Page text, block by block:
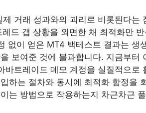
거래 성과와의 괴리로 비롯된다는
드 갭 상황을 외면한 채 최적화만
없이 얻은 MT4 백테스트 결과는 생
보여준 것에 불과합니다. 지금부터
트레이드 데모 계정을 실질적으로
하는 절차와 동시에 최적화 함정을
는 방법으로 작용하는지 차근차근